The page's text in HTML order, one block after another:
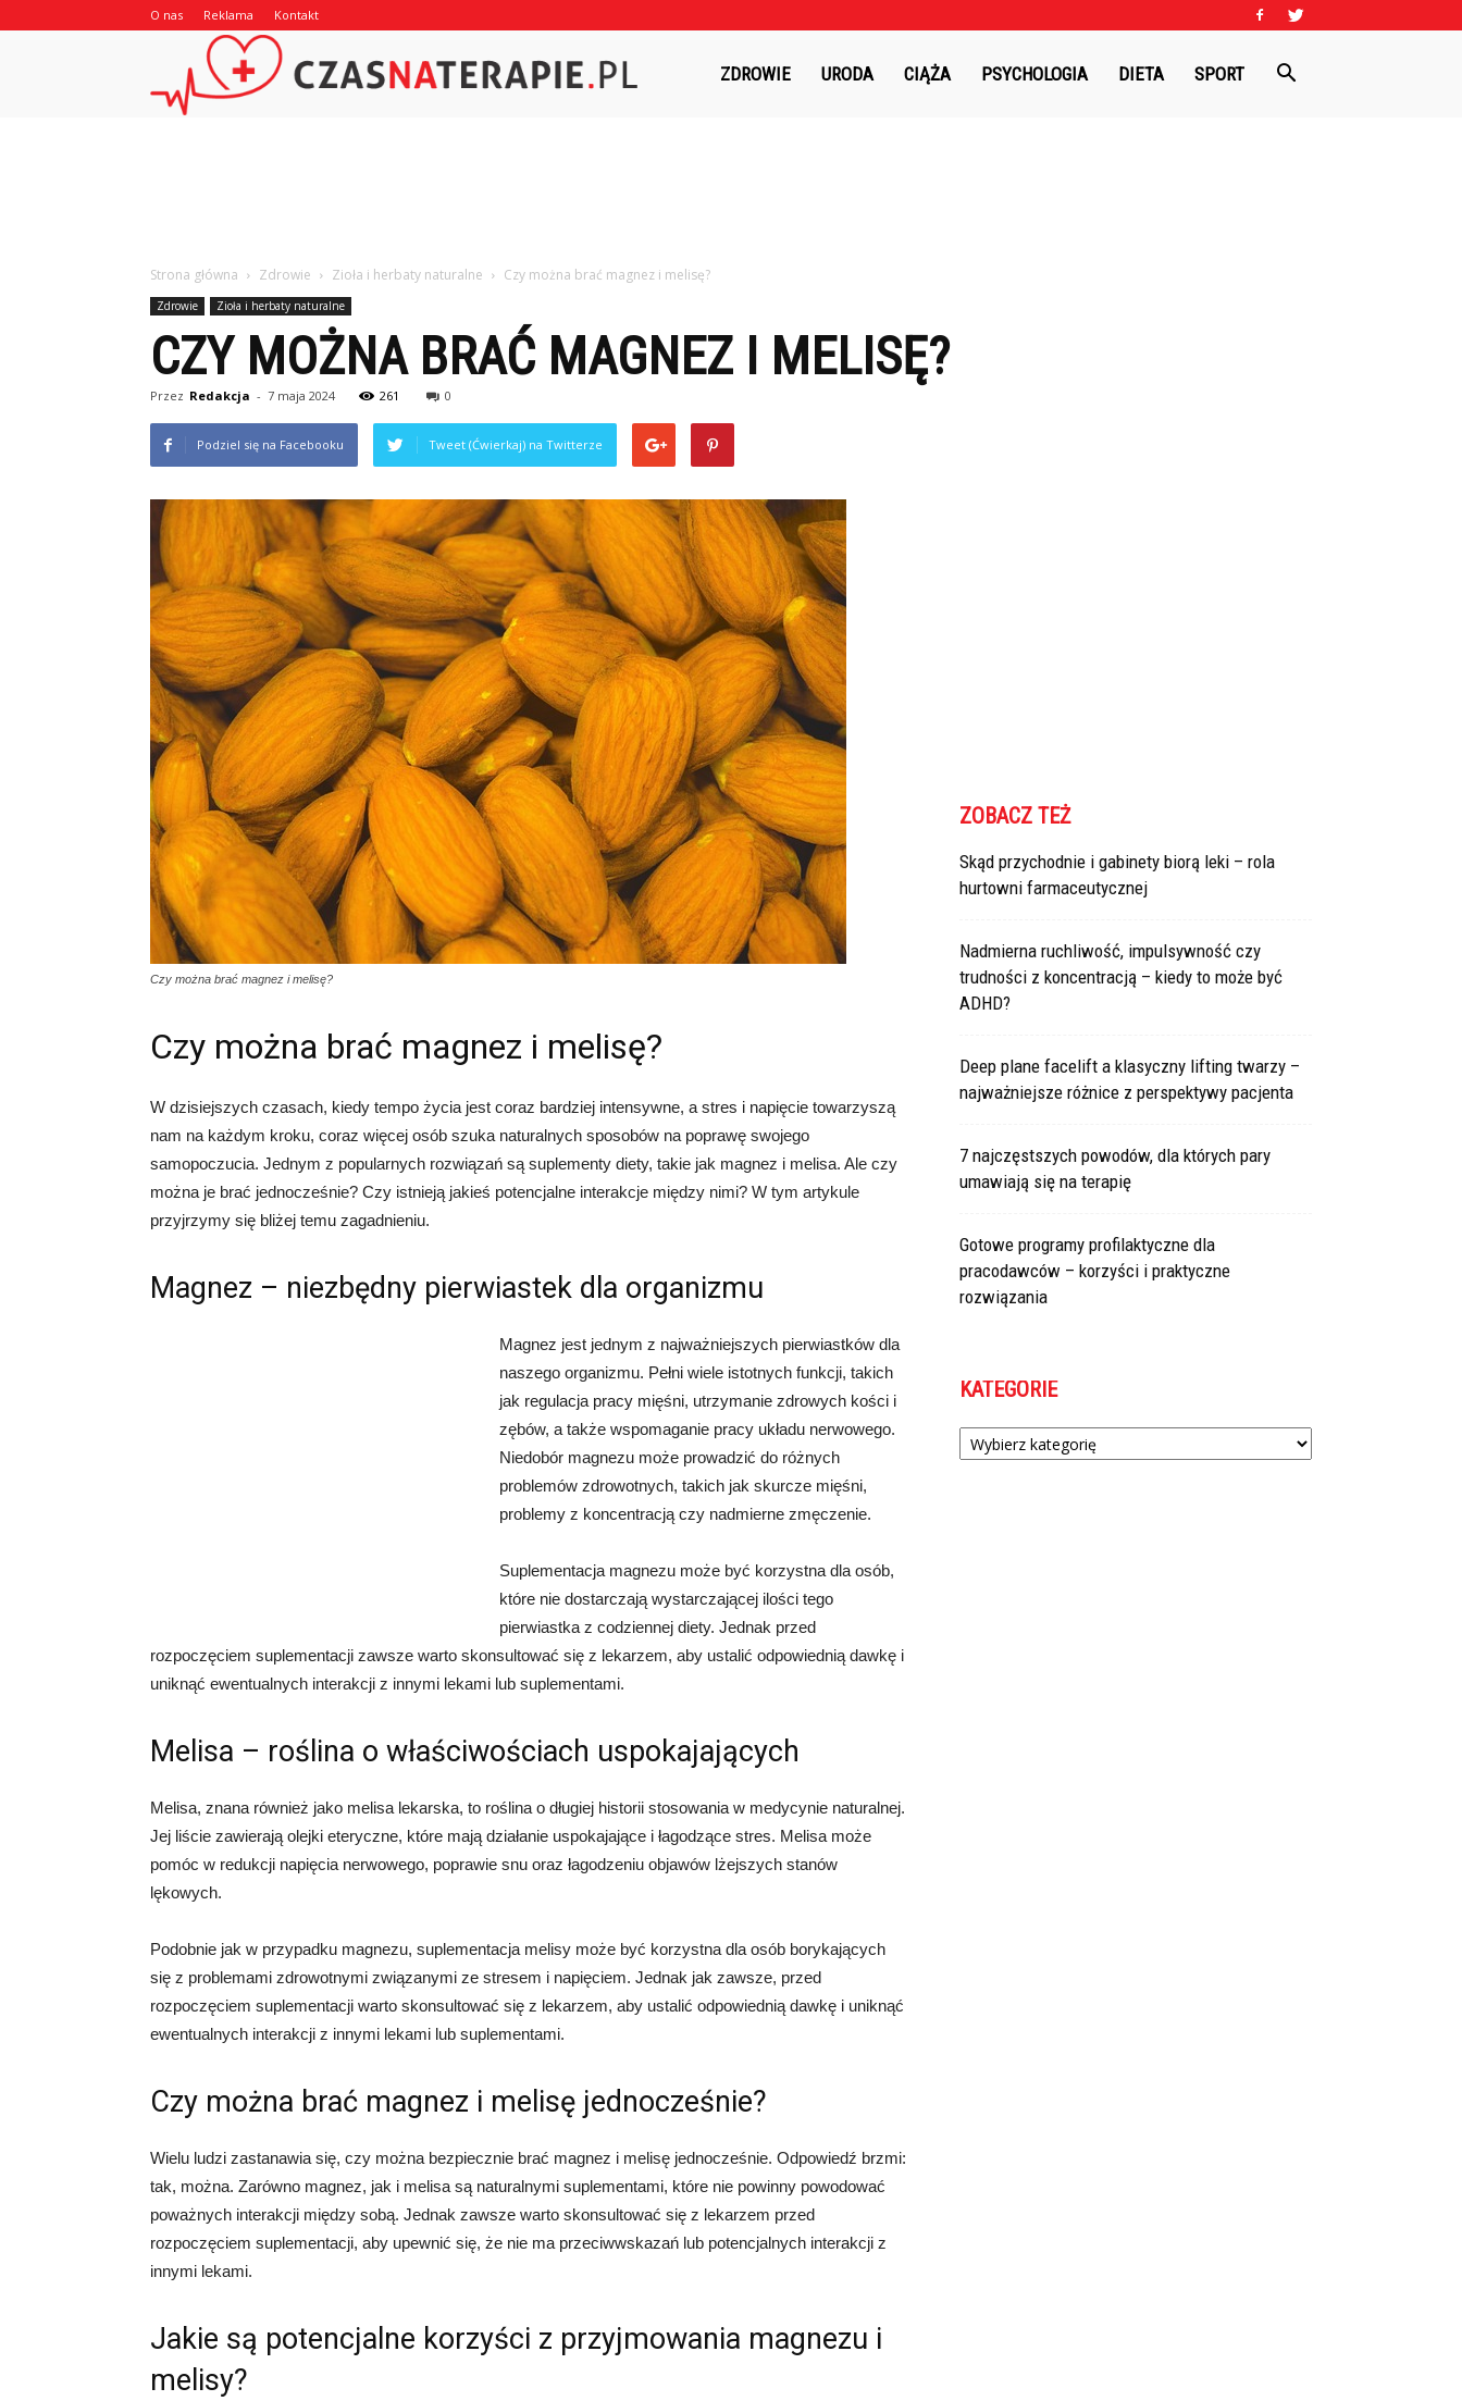
O nas Reklama Kontakt
Czasnaterapie.plZDROWIE URODA CIĄŻA PSYCHOLOGIA DIETA SPORT
Strona główna Zdrowie Zioła i herbaty naturalne Czy można brać magnez i melisę?
Zdrowie Zioła i herbaty naturalne
CZY MOŻNA BRAĆ MAGNEZ I MELISĘ?
Przez Redakcja - 7 maja 2024 261 0
Podziel się na Facebooku Tweet (Ćwierkaj) na Twitterze
Czy można brać magnez i melisę?
Czy można brać magnez i melisę?
W dzisiejszych czasach, kiedy tempo życia jest coraz bardziej intensywne, a stres i napięcie towarzyszą
nam na każdym kroku, coraz więcej osób szuka naturalnych sposobów na poprawę swojego
samopoczucia. Jednym z popularnych rozwiązań są suplementy diety, takie jak magnez i melisa. Ale czy
można je brać jednocześnie? Czy istnieją jakieś potencjalne interakcje między nimi? W tym artykule
przyjrzymy się bliżej temu zagadnieniu.
Magnez – niezbędny pierwiastek dla organizmu
Magnez jest jednym z najważniejszych pierwiastków dla
naszego organizmu. Pełni wiele istotnych funkcji, takich
jak regulacja pracy mięśni, utrzymanie zdrowych kości i
zębów, a także wspomaganie pracy układu nerwowego.
Niedobór magnezu może prowadzić do różnych
problemów zdrowotnych, takich jak skurcze mięśni,
problemy z koncentracją czy nadmierne zmęczenie.
Suplementacja magnezu może być korzystna dla osób,
które nie dostarczają wystarczającej ilości tego
pierwiastka z codziennej diety. Jednak przed
rozpoczęciem suplementacji zawsze warto skonsultować się z lekarzem, aby ustalić odpowiednią dawkę i
uniknąć ewentualnych interakcji z innymi lekami lub suplementami.
Melisa – roślina o właściwościach uspokajających
Melisa, znana również jako melisa lekarska, to roślina o długiej historii stosowania w medycynie naturalnej.
Jej liście zawierają olejki eteryczne, które mają działanie uspokajające i łagodzące stres. Melisa może
pomóc w redukcji napięcia nerwowego, poprawie snu oraz łagodzeniu objawów lżejszych stanów
lękowych.
Podobnie jak w przypadku magnezu, suplementacja melisy może być korzystna dla osób borykających
się z problemami zdrowotnymi związanymi ze stresem i napięciem. Jednak jak zawsze, przed
rozpoczęciem suplementacji warto skonsultować się z lekarzem, aby ustalić odpowiednią dawkę i uniknąć
ewentualnych interakcji z innymi lekami lub suplementami.
Czy można brać magnez i melisę jednocześnie?
Wielu ludzi zastanawia się, czy można bezpiecznie brać magnez i melisę jednocześnie. Odpowiedź brzmi:
tak, można. Zarówno magnez, jak i melisa są naturalnymi suplementami, które nie powinny powodować
poważnych interakcji między sobą. Jednak zawsze warto skonsultować się z lekarzem przed
rozpoczęciem suplementacji, aby upewnić się, że nie ma przeciwwskazań lub potencjalnych interakcji z
innymi lekami.
Jakie są potencjalne korzyści z przyjmowania magnezu i
melisy?
ZOBACZ TEŻ
Skąd przychodnie i gabinety biorą leki – rola
hurtowni farmaceutycznej
Nadmierna ruchliwość, impulsywność czy
trudności z koncentracją – kiedy to może być
ADHD?
Deep plane facelift a klasyczny lifting twarzy –
najważniejsze różnice z perspektywy pacjenta
7 najczęstszych powodów, dla których pary
umawiają się na terapię
Gotowe programy profilaktyczne dla
pracodawców – korzyści i praktyczne
rozwiązania
KATEGORIE
Kategorie